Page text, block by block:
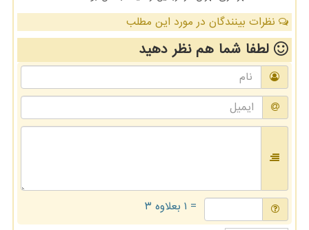
نظرات بینندگان در مورد این مطلب
لطفا شما همنظر دهید
= ۱ بعلاوه ۳